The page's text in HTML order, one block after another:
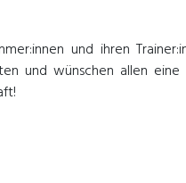
und ihren
und wünschen allen